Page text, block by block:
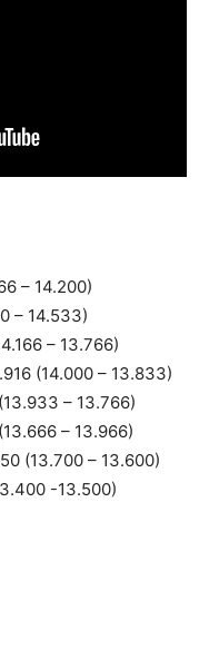
– 14.200)
– 14.533)
– 13.766)
(14.000 – 13.833)
– 13.766)
– 13.966)
(13.700 – 13.600)
-13.500)